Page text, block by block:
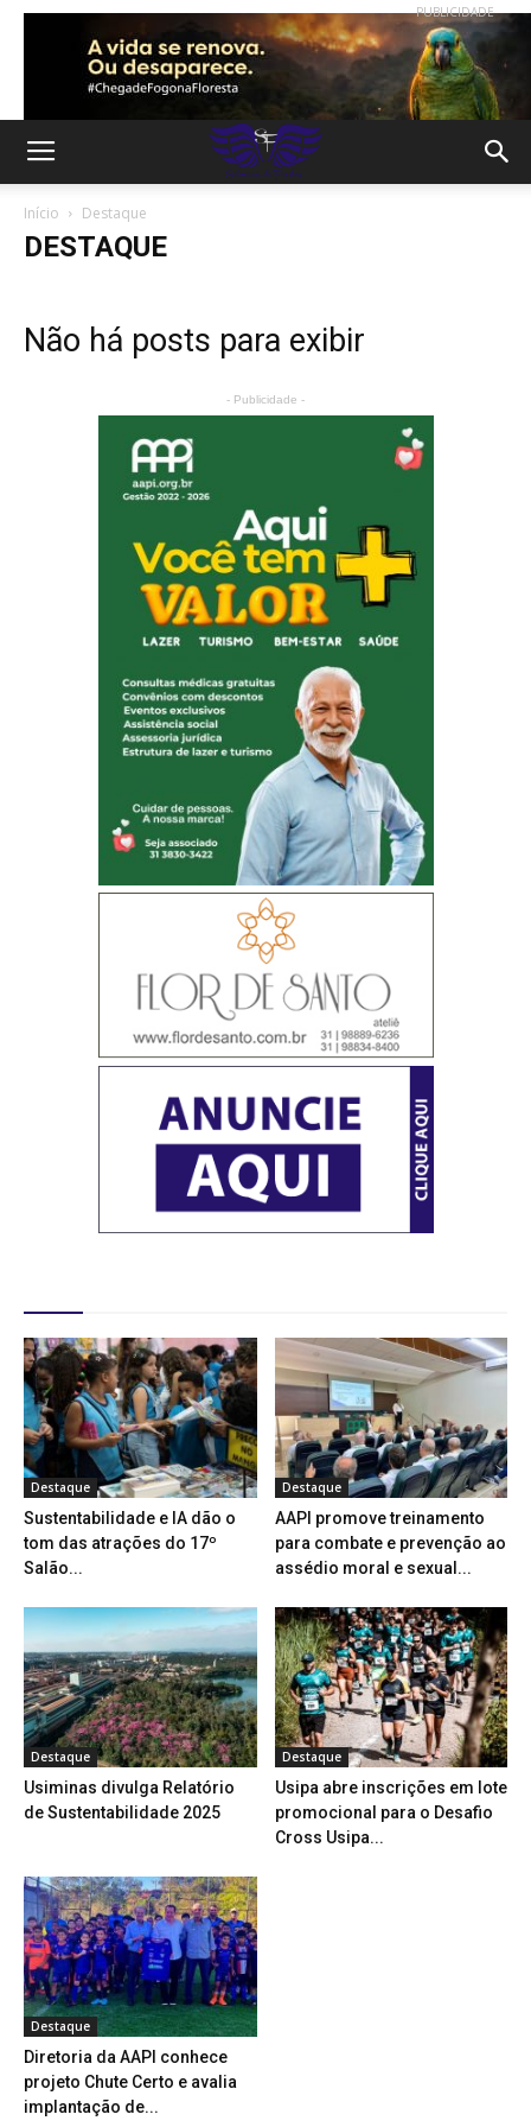
PUBLICIDADE
Início Destaque
DESTAQUE
Não há posts para exibir
- Publicidade -
Destaque
Sustentabilidade e IA dão o
tom das atrações do 17º
Salão...
Destaque
AAPI promove treinamento
para combate e prevenção ao
assédio moral e sexual...
Destaque
Usiminas divulga Relatório
de Sustentabilidade 2025
Destaque
Usipa abre inscrições em lote
promocional para o Desafio
Cross Usipa...
Destaque
Diretoria da AAPI conhece
projeto Chute Certo e avalia
implantação de...